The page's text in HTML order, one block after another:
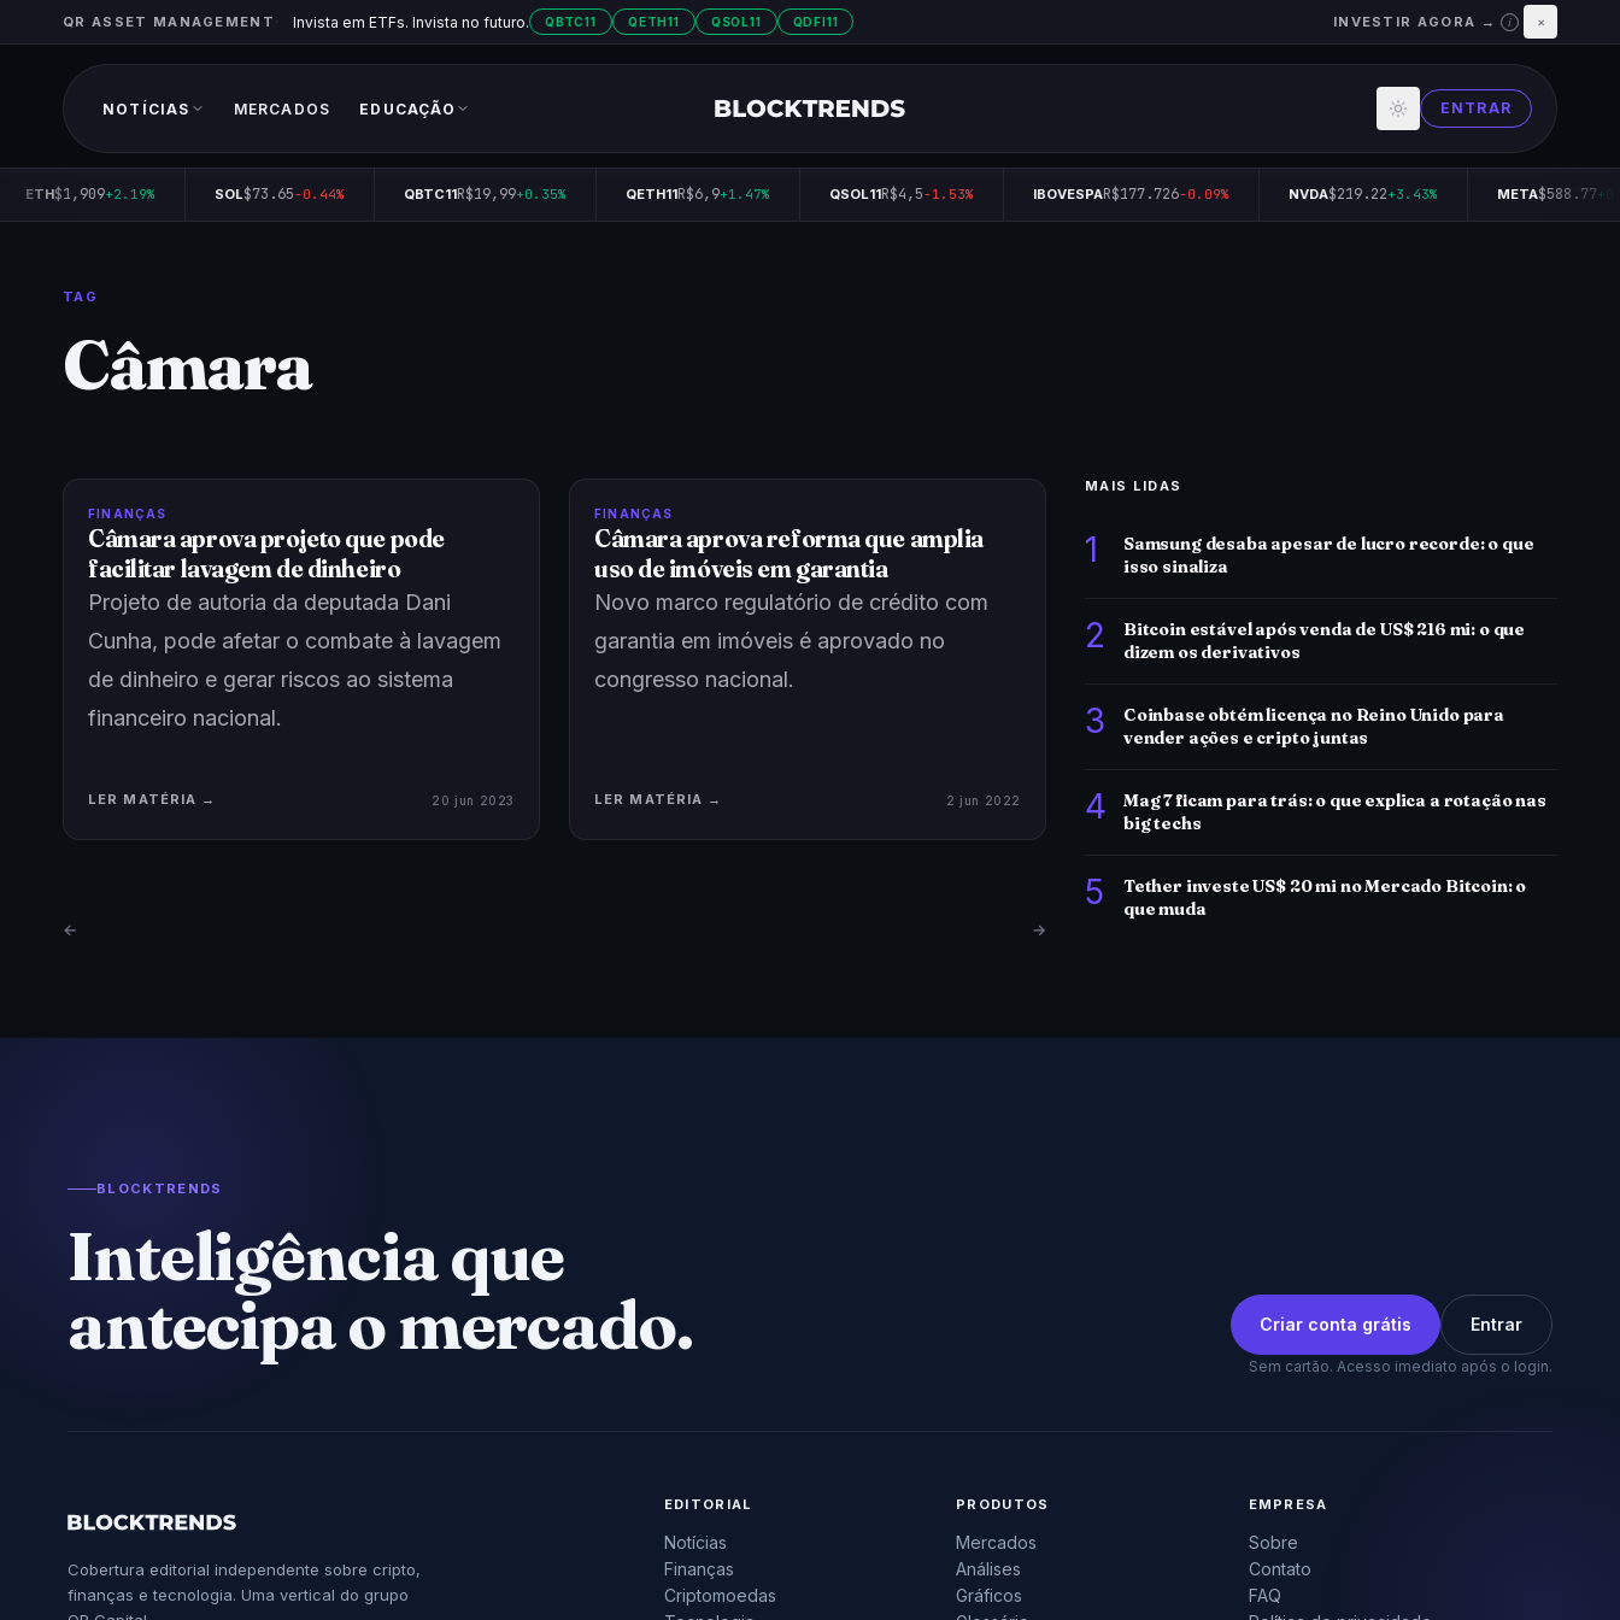
QR ASSET MANAGEMENT Invista em ETFs. Invista no futuro. QBTC11 QETH11 QSOL11 QDFI11 INVESTIR AGORA → i ×
NOTÍCIAS MERCADOS EDUCAÇÃO ENTRAR
ETH$1,909+2.19% SOL$73.65-0.44% QBTC11R$19,99+0.35% QETH11R$6,9+1.47% QSOL11R$4,5-1.53% IBOVESPAR$177.726-0.09% NVDA$219.22+3.43% META$588.77
TAG
Câmara
FINANÇAS
Câmara aprova projeto que pode
facilitar lavagem de dinheiro
Projeto de autoria da deputada Dani
Cunha, pode afetar o combate à lavagem
de dinheiro e gerar riscos ao sistema
financeiro nacional.
LER MATÉRIA → 20 jun 2023
FINANÇAS
Câmara aprova reforma que amplia
uso de imóveis em garantia
Novo marco regulatório de crédito com
garantia em imóveis é aprovado no
congresso nacional.
LER MATÉRIA → 2 jun 2022
← →
MAIS LIDAS
1
Samsung desaba apesar de lucro recorde: o que
isso sinaliza
2
Bitcoin estável após venda de US$ 216 mi: o que
dizem os derivativos
3
Coinbase obtém licença no Reino Unido para
vender ações e cripto juntas
4
Mag 7 ficam para trás: o que explica a rotação nas
big techs
5
Tether investe US$ 20 mi no Mercado Bitcoin: o
que muda
BLOCKTRENDS
Inteligência que
antecipa o mercado.
Criar conta grátis Entrar
Sem cartão. Acesso imediato após o login.
Cobertura editorial independente sobre cripto,
finanças e tecnologia. Uma vertical do grupo
EDITORIAL
Notícias
Finanças
Criptomoedas
PRODUTOS
Mercados
Análises
Gráficos
EMPRESA
Sobre
Contato
FAQ